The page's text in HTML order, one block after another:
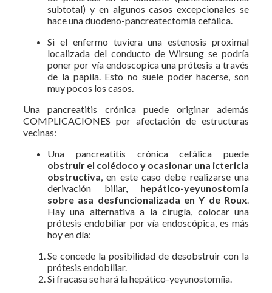
subtotal) y en algunos casos excepcionales se
hace una duodeno-pancreatectomía cefálica.
Si el enfermo tuviera una estenosis proximal
localizada del conducto de Wirsung se podría
poner por vía endoscopica una prótesis a través
de la papila. Esto no suele poder hacerse, son
muy pocos los casos.
Una pancreatitis crónica puede originar además
COMPLICACIONES por afectación de estructuras
vecinas:
Una pancreatitis crónica cefálica puede
obstruir el colédoco y ocasionar una ictericia
obstructiva , en este caso debe realizarse una
derivación biliar, hepático-yeyunostomía
sobre asa desfuncionalizada en Y de Roux
Hay una alternativaa la cirugía, colocar una
prótesis endobiliar por vía endoscópica, es más
hoy en día:
Se concede la posibilidad de desobstruir con la
prótesis endobiliar.
Si fracasa se hará la hepático-yeyunostomíia.